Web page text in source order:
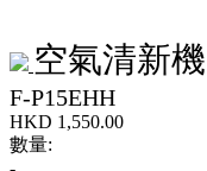
空氣清新
F-P15EHH
HKD 1,550.00
數量: